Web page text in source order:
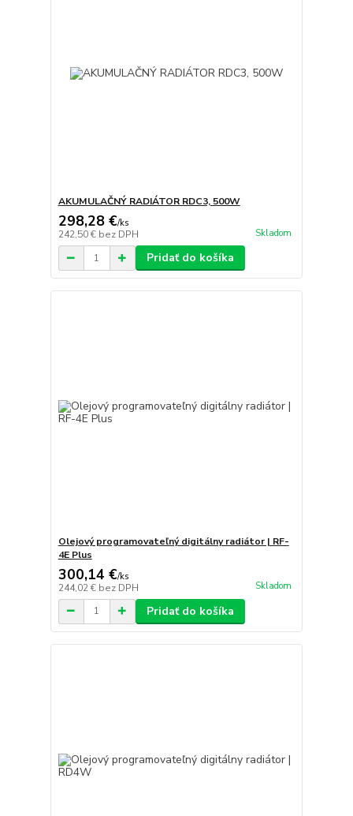
AKUMULAČNÝ RADIÁTOR RDC3, 500W
298,28 €/ks
242,50 € bez DPH Skladom
Pridať do košíka
Olejový programovateľný digitálny radiátor | RF-
4E Plus
300,14 €/ks
244,02 € bez DPH Skladom
Pridať do košíka